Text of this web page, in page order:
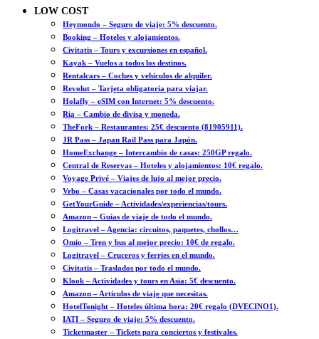
LOW COST
Heymondo – Seguro de viaje: 5% descuento.
Booking – Hoteles y alojamientos.
Civitatis – Tours y excursiones en español.
Kayak – Vuelos a todos los destinos.
Rentalcars – Coches y vehículos de alquiler.
Revolut – Tarjeta obligatoria para viajar.
Holafly – eSIM con Internet: 5% descuento.
Ria – Cambio de divisa y moneda.
TheFork – Restaurantes: 25€ descuento (81905911).
JR Pass – Japan Rail Pass para Japón.
HomeExchange – Intercambio de casas: 250GP regalo.
Central de Reservas – Hoteles y alojamientos: 10€ regalo.
Voyage Privé – Viajes de lujo al mejor precio.
Vrbo – Casas vacacionales por todo el mundo.
GetYourGuide – Actividades/experiencias/tours.
Amazon – Guías de viaje de todo el mundo.
Logitravel – Agencia: circuitos, paquetes, chollos…
Omio – Tren y bus al mejor precio: 10€ de regalo.
Logitravel – Cruceros y ferries en el mundo.
Civitatis – Traslados por todo el mundo.
Klook – Actividades y tours en Asia: 5€ descuento.
Amazon – Artículos de viaje que necesitas.
HotelTonight – Hoteles última hora: 20€ regalo (DVECINO1).
IATI – Seguro de viaje: 5% descuento.
Ticketmaster – Tickets para conciertos y festivales.